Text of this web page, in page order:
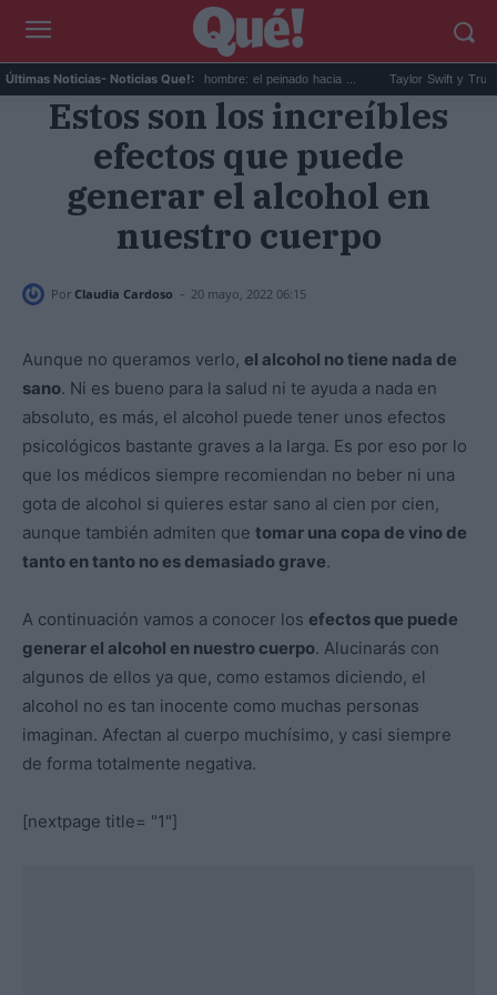
Últimas Noticias- Noticias Que!:
El corte slick back para hombre: el peinado hacia ... Taylor Swift y Trump: la
Estos son los increíbles
efectos que puede
generar el alcohol en
nuestro cuerpo
Por Claudia Cardoso - 20 mayo, 2022 06:15
Aunque no queramos verlo, el alcohol no tiene nada de
sano. Ni es bueno para la salud ni te ayuda a nada en
absoluto, es más, el alcohol puede tener unos efectos
psicológicos bastante graves a la larga. Es por eso por lo
que los médicos siempre recomiendan no beber ni una
gota de alcohol si quieres estar sano al cien por cien,
aunque también admiten que tomar una copa de vino de
tanto en tanto no es demasiado grave.
A continuación vamos a conocer los efectos que puede
generar el alcohol en nuestro cuerpo. Alucinarás con
algunos de ellos ya que, como estamos diciendo, el
alcohol no es tan inocente como muchas personas
imaginan. Afectan al cuerpo muchísimo, y casi siempre
de forma totalmente negativa.
[nextpage title= "1"]